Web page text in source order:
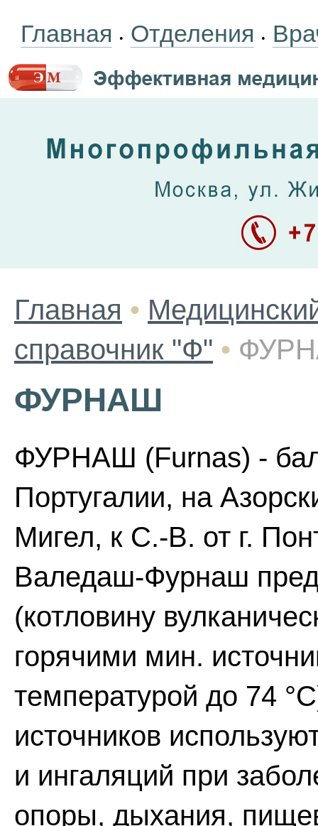
Главная • Отделения •
Главная •
справочник "Ф" •
ФУРНАШ
ФУРНАШ (Furnas) -
Португалии, на
Мигел, к С.-В. от г.
Валедаш-Фурнаш
(котловину
горячими мин.
температурой до 74
источников
и ингаляций при
опоры, дыхания,